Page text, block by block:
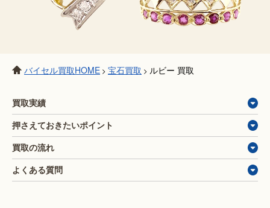
バイセル買取HOME > 宝石買取 > ルビー 買取
買取実績
押さえておきたいポイント
買取の流れ
よくある質問